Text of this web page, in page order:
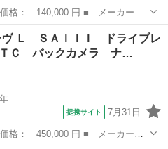
ヴ ■ グレード名： Ｘ ＶＳ
数： 5D ■ ミッション： AT4...
ヴ Ｌ ＳＡＩＩＩ ドライブレ
Ｃ バックカメラ ナ…
提携サイト 7月31日